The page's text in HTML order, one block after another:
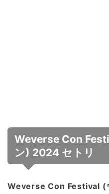
Weverse Con
ン) 2024 セトリ
Weverse Con Festival (